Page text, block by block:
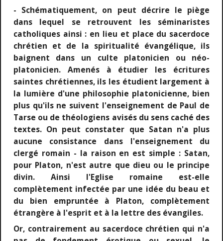
- Schématiquement, on peut décrire le piège
dans lequel se retrouvent les séminaristes
catholiques ainsi : en lieu et place du sacerdoce
chrétien et de la spiritualité évangélique, ils
baignent dans un culte platonicien ou néo-
platonicien. Amenés à étudier les écritures
saintes chrétiennes, ils les étudient largement à
la lumière d'une philosophie platonicienne, bien
plus qu'ils ne suivent l'enseignement de Paul de
Tarse ou de théologiens avisés du sens caché des
textes. On peut constater que Satan n'a plus
aucune consistance dans l'enseignement du
clergé romain - la raison en est simple : Satan,
pour Platon, n'est autre que dieu ou le principe
divin. Ainsi l'Eglise romaine est-elle
complètement infectée par une idée du beau et
du bien empruntée à Platon, complètement
étrangère à l'esprit et à la lettre des évangiles.
Or, contrairement au sacerdoce chrétien qui n'a